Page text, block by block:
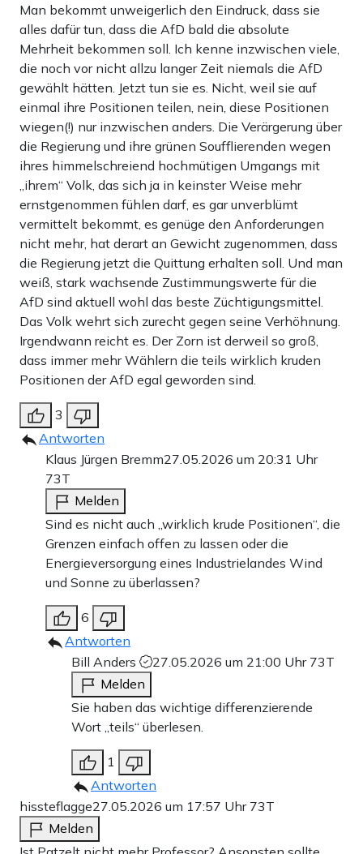
Man bekommt unweigerlich den Eindruck, dass sie
alles dafür tun, dass die AfD bald die absolute
Mehrheit bekommen soll. Ich kenne inzwischen viele,
die noch vor nicht allzu langer Zeit niemals die AfD
gewählt hätten. Jetzt tun sie es. Nicht, weil sie auf
einmal ihre Positionen teilen, nein, diese Positionen
wiegen(!) nur inzwischen anders. Die Verärgerung über
die Regierung und ihre grünen Soufflierenden wegen
ihres himmelschreiend hochmütigen Umgangs mit
„ihrem“ Volk, das sich ja in keinster Weise mehr
ernstgenommen fühlen darf, es gar unverblümt
vermittelt bekommt, es genüge den Anforderungen
nicht mehr, hat derart an Gewicht zugenommen, dass
die Regierung jetzt die Quittung erhalten soll. Und man
weiß, stark wachsende Zustimmungswerte für die
AfD sind aktuell wohl das beste Züchtigungsmittel.
Das Volk wehrt sich zurecht gegen seine Verhöhnung.
Irgendwann reicht es. Der Zorn ist derweil so groß,
dass immer mehr Wählern die teils wirklich kruden
Positionen der AfD egal geworden sind.
3
Antworten
Klaus Jürgen Bremm27.05.2026 um 20:31 Uhr
73T
Melden
Sind es nicht auch „wirklich krude Positionen“, die
Grenzen einfach offen zu lassen oder die
Energieversorgung eines Industrielandes Wind
und Sonne zu überlassen?
6
Antworten
Bill Anders
27.05.2026 um 21:00 Uhr 73T
Melden
Sie haben das wichtige differenzierende
Wort „teils“ überlesen.
1
Antworten
hissteflagge27.05.2026 um 17:57 Uhr 73T
Melden